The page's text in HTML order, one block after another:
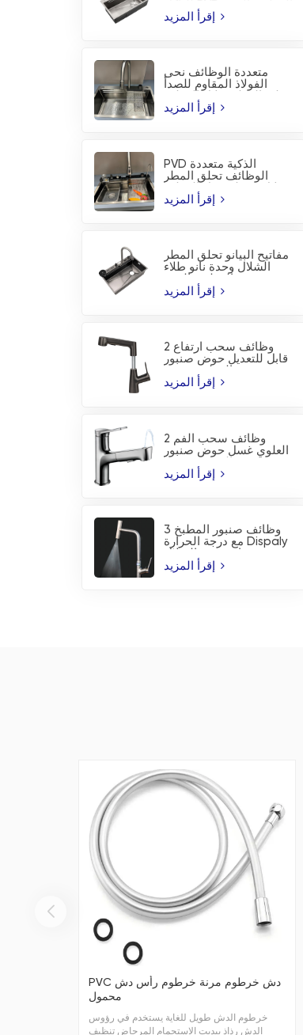
متعددة الوظائف نحى
الفولاذ المقاوم للصدأ
بالوعة
PVD الذكية متعددة
الوظائف تحلق المطر
بالوعة
مفاتيح البيانو تحلق المطر
الشلال وحدة نانو طلاء
2 وظائف سحب ارتفاع
قابل للتعديل حوض صنبور
2 وظائف سحب الفم
العلوي غسل حوض صنبور
3 وظائف صنبور المطبخ
مع درجة الحرارة Dispaly
PVC دش خرطوم مرنة خرطوم رأس دش
محمول
خرطوم الدش طويل للغاية يستخدم في رؤوس
الدش رذاذ بيديت الاستحمام المرحاض تنظيف